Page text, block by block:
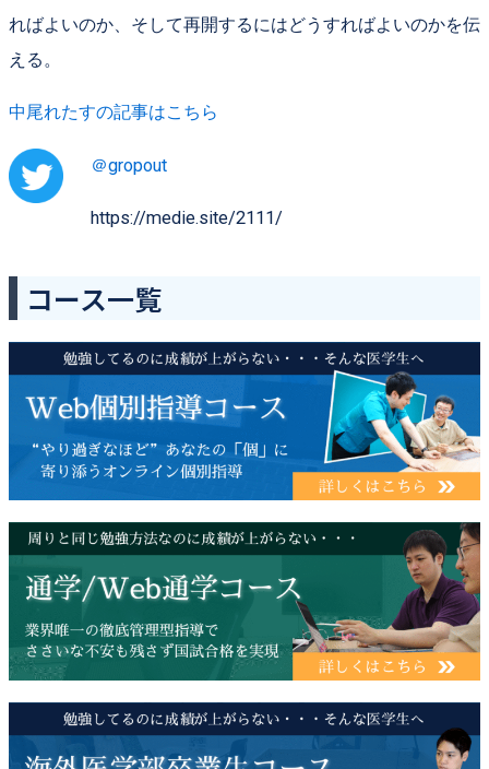
ればよいのか、そして再開するにはどうすればよいのかを伝
える。
中尾れたすの記事はこちら
＠gropout
https://medie.site/2111/
コース一覧